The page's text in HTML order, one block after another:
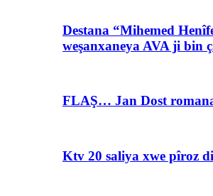
Destana “Mihemed
weşanxaneya AVA ji bin
FLAŞ… Jan Dost
Ktv 20 saliya xwe pîroz